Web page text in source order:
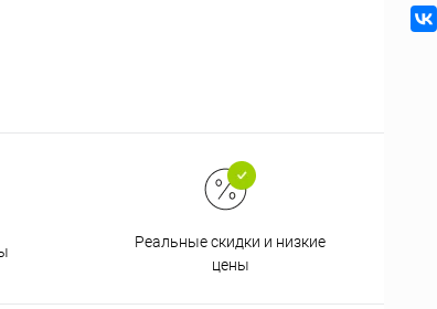
Реальные скидки и низкие
цены